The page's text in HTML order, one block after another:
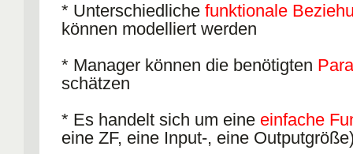
* Unterschiedliche funktionale
können modelliert werden
* Manager können die benötigten
schätzen
* Es handelt sich um eine einfache
eine ZF, eine Input-, eine